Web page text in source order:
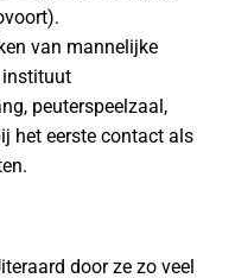
van mannelijke
instituut
peuterspeelzaal,
het eerste contact als
door ze zo veel